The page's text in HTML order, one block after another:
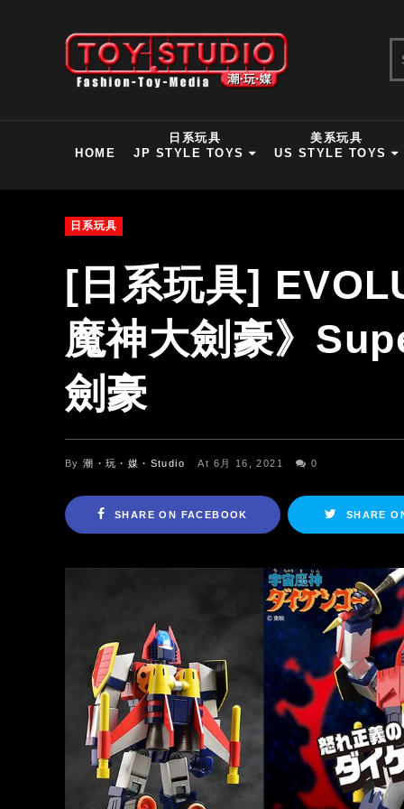
HOME
日系玩具
JP STYLE TOYS
美系玩具
US STYLE TOYS
日系玩具
[日系玩具]
魔神大劍豪》
劍豪
By潮・玩・媒・Studio At 6月 16, 2021 0
SHARE ON FACEBOOK SHARE